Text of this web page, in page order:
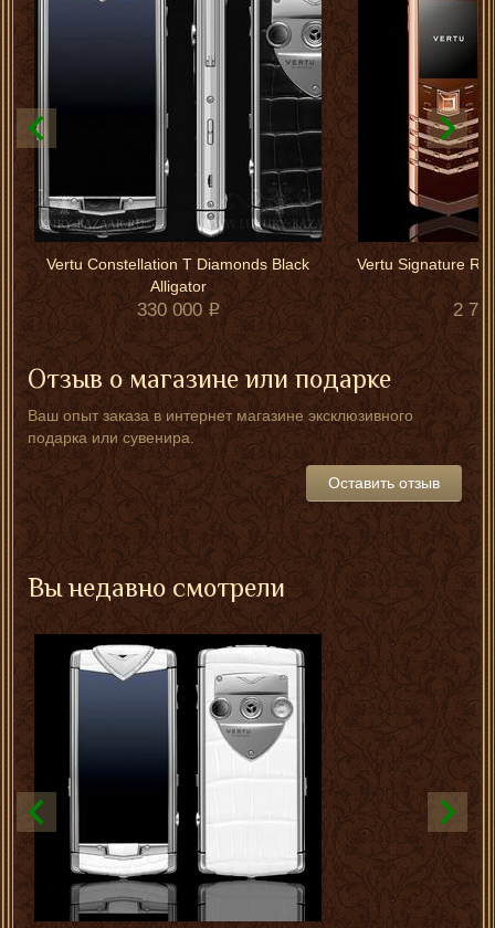
Vertu Constellation T Diamonds Black
Alligator
330 000
Vertu Signature
2
Отзыв о магазине или подарке
Ваш опыт заказа в интернет магазине эксклюзивного
подарка или сувенира.
Оставить отзыв
Вы недавно смотрели